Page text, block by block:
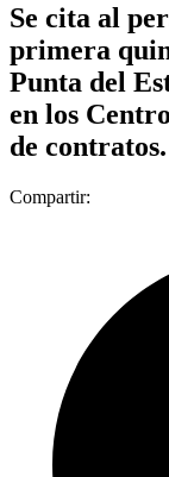
Se cita al
primera
Punta del
en los
de contratos.
Compartir: